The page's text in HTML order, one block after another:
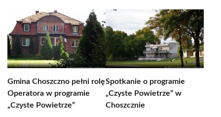
Gmina Choszczno pełni rolę
Operatora w programie
„Czyste Powietrze”
Spotkanie o programie
„Czyste Powietrze” w
Choszcznie